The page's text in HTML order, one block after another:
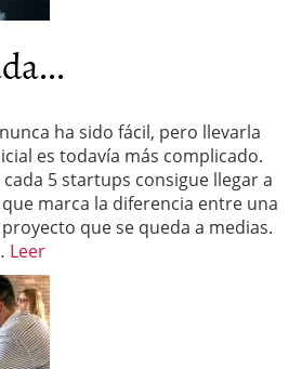
ha sido fácil, pero llevarla
es todavía más complicado.
cada 5 startups consigue llegar a
marca la diferencia entre una
que se queda a medias.
Leer